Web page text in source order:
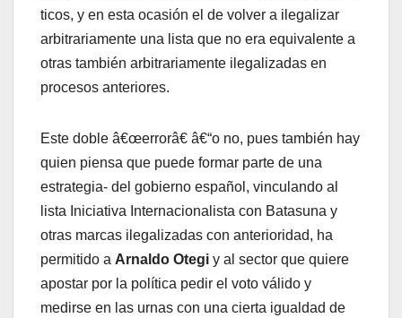
ticos, y en esta ocasión el de volver a ilegalizar
arbitrariamente una lista que no era equivalente a
otras también arbitrariamente ilegalizadas en
procesos anteriores.
Este doble â€œerrorâ€ â€“o no, pues también hay
quien piensa que puede formar parte de una
estrategia- del gobierno español, vinculando al
lista Iniciativa Internacionalista con Batasuna y
otras marcas ilegalizadas con anterioridad, ha
permitido a Arnaldo Otegi y al sector que quiere
apostar por la polí­tica pedir el voto válido y
medirse en las urnas con una cierta igualdad de